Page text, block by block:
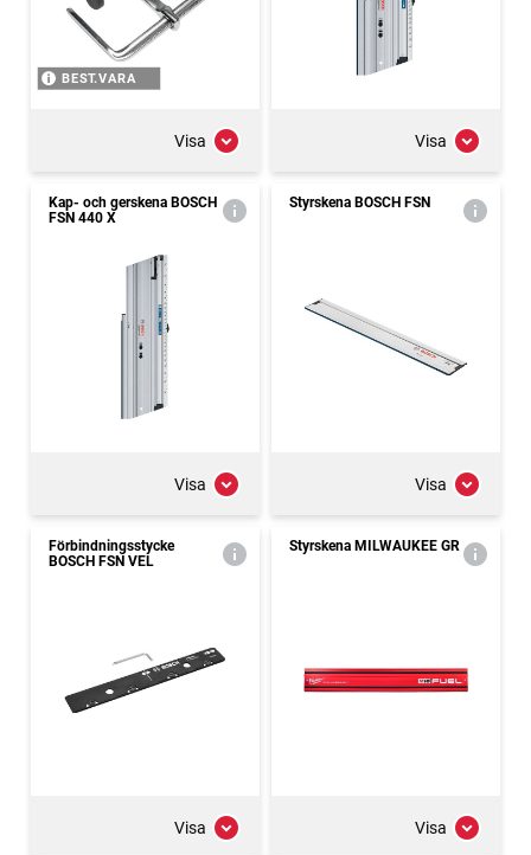
BEST.VARA
Visa Visa
Kap- och gerskena BOSCH
FSN 440 X
Visa
Styrskena BOSCH FSN
Visa
Förbindningsstycke
BOSCH FSN VEL
Visa
Styrskena MILWAUKEE GR
Visa